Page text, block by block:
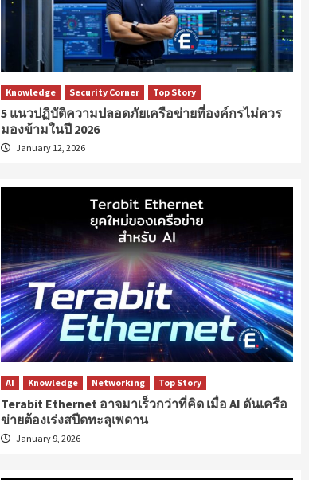
Knowledge Security Corner Top Story
5 แนวปฏิบัติความปลอดภัยเครือข่ายที่องค์กรไม่ควร
มองข้ามในปี 2026
January 12, 2026
AI Knowledge Networking Top Story
Terabit Ethernet อาจมาเร็วกว่าที่คิด เมื่อ AI ดันเครือ
ข่ายต้องเร่งสปีดทะลุเพดาน
January 9, 2026